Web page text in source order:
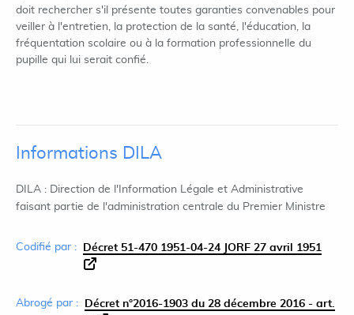
doit rechercher s'il présente toutes garanties convenables pour
veiller à l'entretien, la protection de la santé, l'éducation, la
fréquentation scolaire ou à la formation professionnelle du
pupille qui lui serait confié.
Informations DILA
DILA : Direction de l'Information Légale et Administrative
faisant partie de l'administration centrale du Premier Ministre
Codifié par : Décret 51-470 1951-04-24 JORF 27 avril 1951
Abrogé par :
Décret n°2016-1903 du 28 décembre 2016 - art.